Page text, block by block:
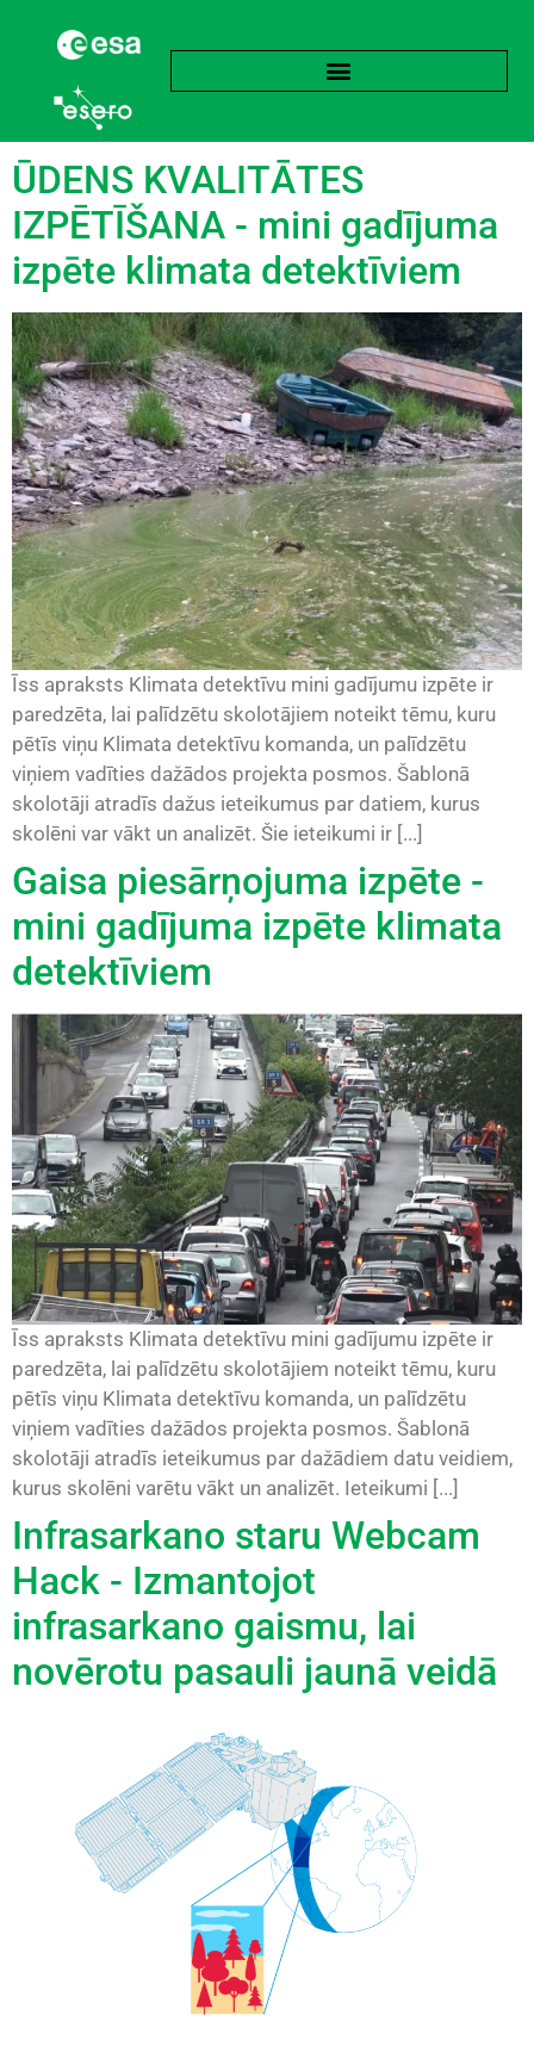
language:Franču
ŪDENS KVALITĀTES
IZPĒTĪŠANA - mini gadījuma
izpēte klimata detektīviem
Īss apraksts Klimata detektīvu mini gadījumu izpēte ir
paredzēta, lai palīdzētu skolotājiem noteikt tēmu, kuru
pētīs viņu Klimata detektīvu komanda, un palīdzētu
viņiem vadīties dažādos projekta posmos. Šablonā
skolotāji atradīs dažus ieteikumus par datiem, kurus
skolēni var vākt un analizēt. Šie ieteikumi ir [...]
Gaisa piesārņojuma izpēte -
mini gadījuma izpēte klimata
detektīviem
Īss apraksts Klimata detektīvu mini gadījumu izpēte ir
paredzēta, lai palīdzētu skolotājiem noteikt tēmu, kuru
pētīs viņu Klimata detektīvu komanda, un palīdzētu
viņiem vadīties dažādos projekta posmos. Šablonā
skolotāji atradīs ieteikumus par dažādiem datu veidiem,
kurus skolēni varētu vākt un analizēt. Ieteikumi [...]
Infrasarkano staru Webcam
Hack - Izmantojot
infrasarkano gaismu, lai
novērotu pasauli jaunā veidā